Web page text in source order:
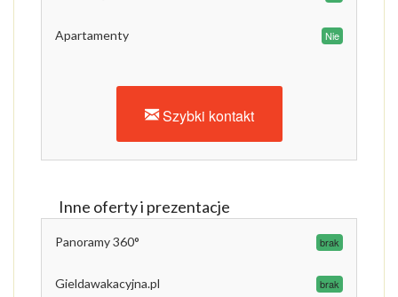
Apartamenty Nie
Szybki kontakt
Inne oferty i prezentacje
Panoramy 360° brak
Gieldawakacyjna.pl brak